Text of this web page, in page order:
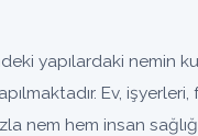
yapılardaki nemin
Ev,
nem hem insan